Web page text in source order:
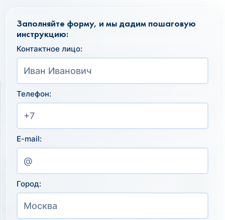
Заполняйте форму, и мы дадим пошаговую
инструкцию:
Контактное лицо:
Телефон:
E-mail:
Город: